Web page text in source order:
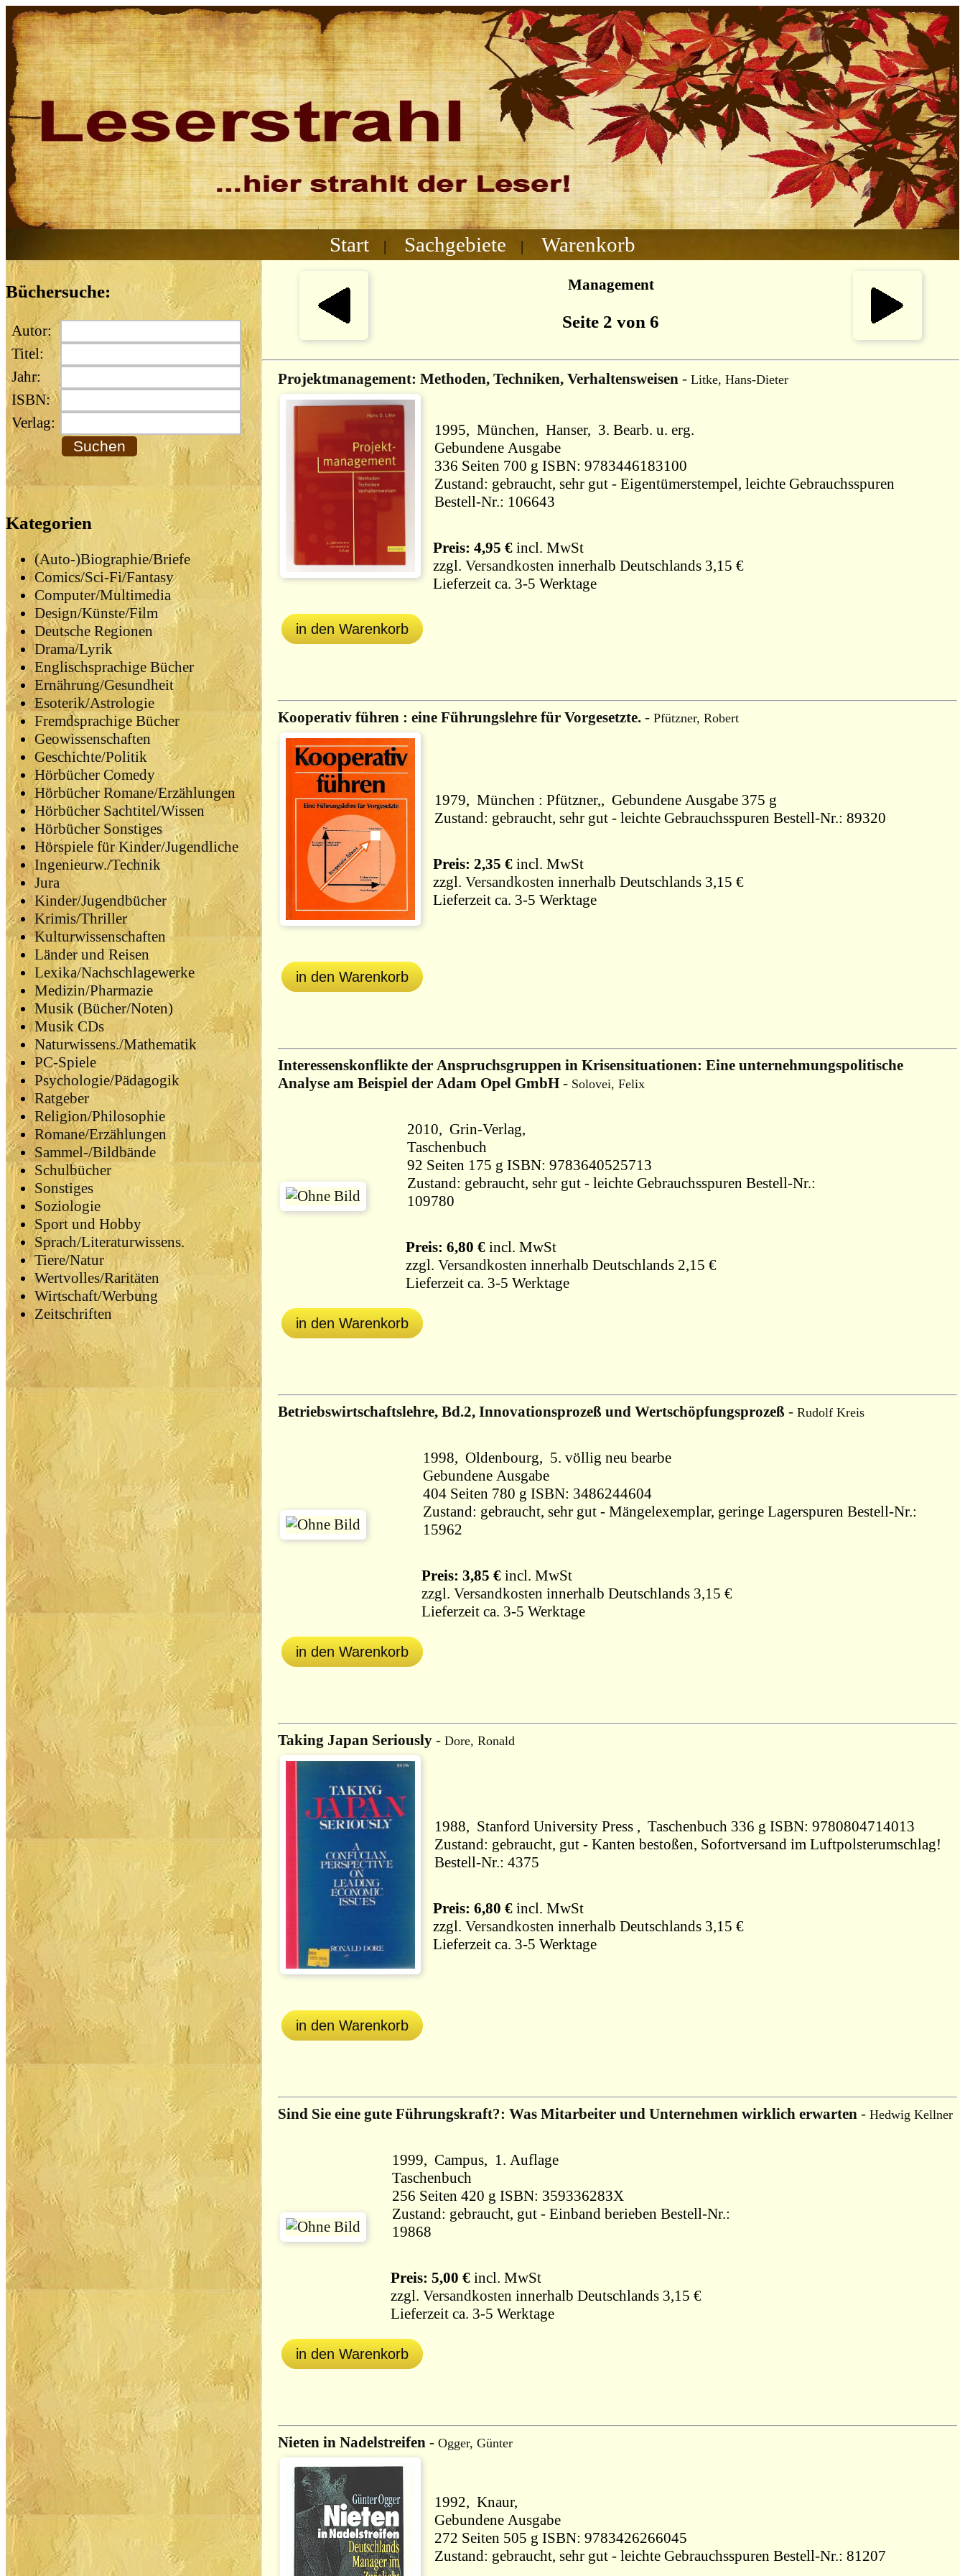
Start | Sachgebiete | Warenkorb
Büchersuche:
Autor:
Titel:
Jahr:
ISBN:
Verlag:
Kategorien
(Auto-)Biographie/Briefe
Comics/Sci-Fi/Fantasy
Computer/Multimedia
Design/Künste/Film
Deutsche Regionen
Drama/Lyrik
Englischsprachige Bücher
Ernährung/Gesundheit
Esoterik/Astrologie
Fremdsprachige Bücher
Geowissenschaften
Geschichte/Politik
Hörbücher Comedy
Hörbücher Romane/Erzählungen
Hörbücher Sachtitel/Wissen
Hörbücher Sonstiges
Hörspiele für Kinder/Jugendliche
Ingenieurw./Technik
Jura
Kinder/Jugendbücher
Krimis/Thriller
Kulturwissenschaften
Länder und Reisen
Lexika/Nachschlagewerke
Medizin/Pharmazie
Musik (Bücher/Noten)
Musik CDs
Naturwissens./Mathematik
PC-Spiele
Psychologie/Pädagogik
Ratgeber
Religion/Philosophie
Romane/Erzählungen
Sammel-/Bildbände
Schulbücher
Sonstiges
Soziologie
Sport und Hobby
Sprach/Literaturwissens.
Tiere/Natur
Wertvolles/Raritäten
Wirtschaft/Werbung
Zeitschriften
Management
Seite 2 von 6
Projektmanagement: Methoden, Techniken, Verhaltensweisen - Litke, Hans-Dieter
1995, München, Hanser, 3. Bearb. u. erg.
Gebundene Ausgabe
336 Seiten 700 g ISBN: 9783446183100
Zustand: gebraucht, sehr gut - Eigentümerstempel, leichte Gebrauchsspuren
Bestell-Nr.: 106643
Preis: 4,95 € incl. MwSt
zzgl. Versandkosten innerhalb Deutschlands 3,15 €
Lieferzeit ca. 3-5 Werktage
in den Warenkorb
Kooperativ führen : eine Führungslehre für Vorgesetzte. - Pfützner, Robert
1979, München : Pfützner,, Gebundene Ausgabe 375 g
Zustand: gebraucht, sehr gut - leichte Gebrauchsspuren Bestell-Nr.: 89320
Preis: 2,35 € incl. MwSt
zzgl. Versandkosten innerhalb Deutschlands 3,15 €
Lieferzeit ca. 3-5 Werktage
in den Warenkorb
Interessenskonflikte der Anspruchsgruppen in Krisensituationen: Eine unternehmungspolitische
Analyse am Beispiel der Adam Opel GmbH - Solovei, Felix
2010, Grin-Verlag,
Taschenbuch
92 Seiten 175 g ISBN: 9783640525713
Zustand: gebraucht, sehr gut - leichte Gebrauchsspuren Bestell-Nr.:
109780
Preis: 6,80 € incl. MwSt
zzgl. Versandkosten innerhalb Deutschlands 2,15 €
Lieferzeit ca. 3-5 Werktage
in den Warenkorb
Betriebswirtschaftslehre, Bd.2, Innovationsprozeß und Wertschöpfungsprozeß - Rudolf Kreis
1998, Oldenbourg, 5. völlig neu bearbe
Gebundene Ausgabe
404 Seiten 780 g ISBN: 3486244604
Zustand: gebraucht, sehr gut - Mängelexemplar, geringe Lagerspuren Bestell-Nr.:
15962
Preis: 3,85 € incl. MwSt
zzgl. Versandkosten innerhalb Deutschlands 3,15 €
Lieferzeit ca. 3-5 Werktage
in den Warenkorb
Taking Japan Seriously - Dore, Ronald
1988, Stanford University Press , Taschenbuch 336 g ISBN: 9780804714013
Zustand: gebraucht, gut - Kanten bestoßen, Sofortversand im Luftpolsterumschlag!
Bestell-Nr.: 4375
Preis: 6,80 € incl. MwSt
zzgl. Versandkosten innerhalb Deutschlands 3,15 €
Lieferzeit ca. 3-5 Werktage
in den Warenkorb
Sind Sie eine gute Führungskraft?: Was Mitarbeiter und Unternehmen wirklich erwarten - Hedwig Kellner
1999, Campus, 1. Auflage
Taschenbuch
256 Seiten 420 g ISBN: 359336283X
Zustand: gebraucht, gut - Einband berieben Bestell-Nr.:
19868
Preis: 5,00 € incl. MwSt
zzgl. Versandkosten innerhalb Deutschlands 3,15 €
Lieferzeit ca. 3-5 Werktage
in den Warenkorb
Nieten in Nadelstreifen - Ogger, Günter
1992, Knaur,
Gebundene Ausgabe
272 Seiten 505 g ISBN: 9783426266045
Zustand: gebraucht, sehr gut - leichte Gebrauchsspuren Bestell-Nr.: 81207